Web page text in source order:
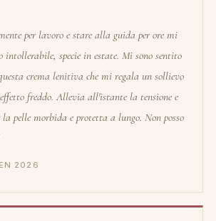
per lavoro e stare alla guida per ore mi
intollerabile, specie in estate. Mi sono sentito
crema lenitiva che mi regala un sollievo
freddo. Allevia all'istante la tensione e
pelle morbida e protetta a lungo. Non posso
2026